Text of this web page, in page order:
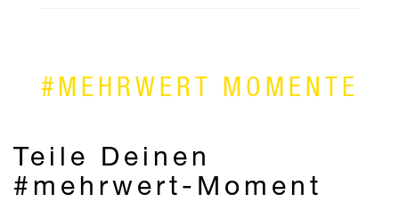
#MEHRWERT MOMENTE
Teile Deinen
#mehrwert-Moment